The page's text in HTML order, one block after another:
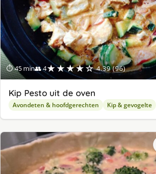
⏱ 45 min👥 4★★★★☆ 4.39 (96)
Kip Pesto uit de oven
Avondeten & hoofdgerechten Kip & gevogelte